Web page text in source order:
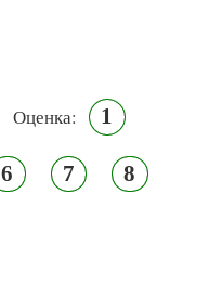
Оценка: 1
6 7 8